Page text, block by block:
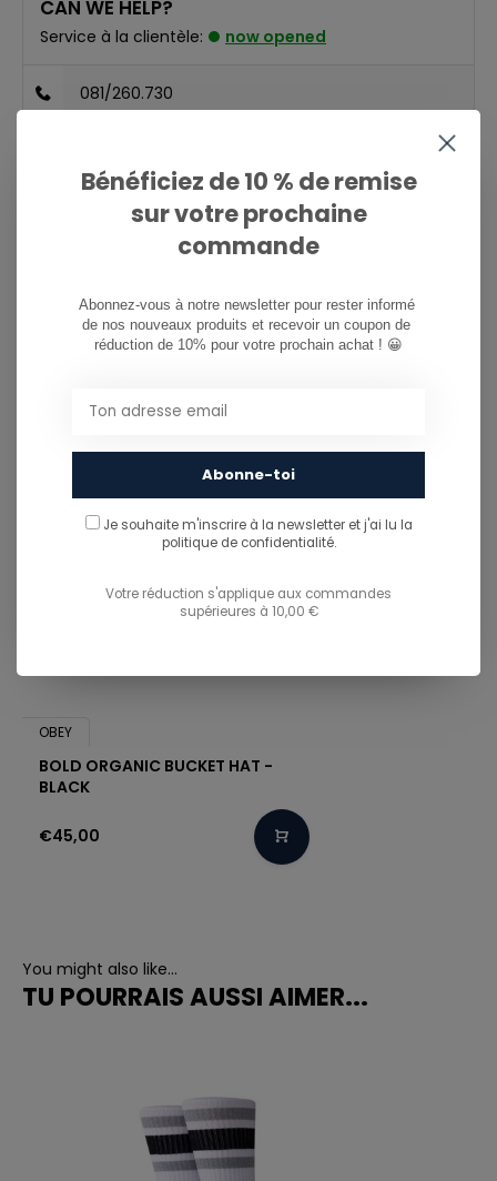
CAN WE HELP?
Service à la clientèle: now opened
081/260.730
PARTAGER CE PRODUIT
This product is often purchased with...
CE PRODUIT EST SOUVENT ACHETÉ
OBEY
BOLD ORGANIC BUCKET HAT -
BLACK
€45,00
You might also like...
TU POURRAIS AUSSI AIMER...
Bénéficiez de 10 % de remise
sur votre prochaine
commande
Abonnez-vous à notre newsletter pour rester informé
de nos nouveaux produits et recevoir un coupon de
réduction de 10% pour votre prochain achat ! 😀
Abonne-toi
Je souhaite m'inscrire à la newsletter et j'ai lu la
politique de confidentialité.
Votre réduction s'applique aux commandes
supérieures à 10,00 €